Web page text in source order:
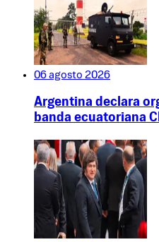
06 agosto 2026
Argentina declara
banda ecuatoriana